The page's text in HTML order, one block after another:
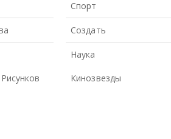
Спорт
Создать
Наука
Кинозвезды